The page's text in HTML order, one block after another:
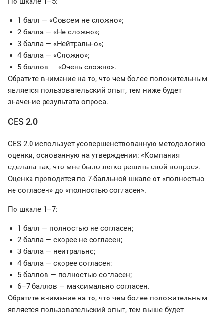
1 балл — «Совсем не сложно»;
2 балла — «Не сложно»;
3 балла — «Нейтрально»;
4 балла — «Сложно»;
5 баллов — «Очень сложно».
Обратите внимание на то, что чем более положительным
является пользовательский опыт, тем ниже будет
значение результата опроса.
CES 2.0
CES 2.0 использует усовершенствованную методологию
оценки, основанную на утверждении: «Компания
сделала так, что мне было легко решить свой вопрос».
Оценка проводится по 7-балльной шкале от «полностью
не согласен» до «полностью согласен».
По шкале 1–7:
1 балл — полностью не согласен;
2 балла — скорее не согласен;
3 балла — нейтрально;
4 балла — скорее согласен;
5 баллов — полностью согласен;
6–7 баллов — максимально согласен.
Обратите внимание на то, что чем более положительным
является пользовательский опыт, тем выше будет